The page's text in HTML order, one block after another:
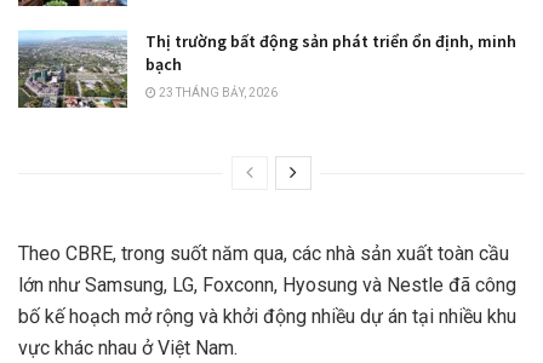
Thị trường bất động sản phát triển ổn định, minh
bạch
23 THÁNG BẢY, 2026
Theo CBRE, trong suốt năm qua, các nhà sản xuất toàn cầu
lớn như Samsung, LG, Foxconn, Hyosung và Nestle đã công
bố kế hoạch mở rộng và khởi động nhiều dự án tại nhiều khu
vực khác nhau ở Việt Nam.